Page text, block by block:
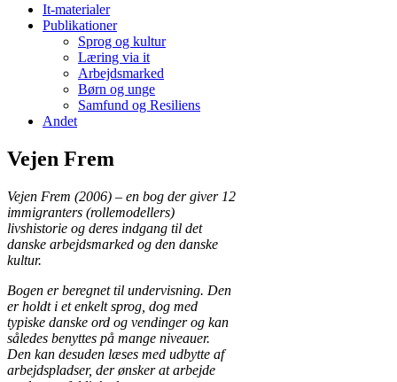
It-materialer
Publikationer
Sprog og kultur
Læring via it
Arbejdsmarked
Børn og unge
Samfund og Resiliens
Andet
Vejen Frem
Vejen Frem (2006) – en bog der giver 12
immigranters (rollemodellers)
livshistorie og deres indgang til det
danske arbejdsmarked og den danske
kultur.
Bogen er beregnet til undervisning. Den
er holdt i et enkelt sprog, dog med
typiske danske ord og vendinger og kan
således benyttes på mange niveauer.
Den kan desuden læses med udbytte af
arbejdspladser, der ønsker at arbejde